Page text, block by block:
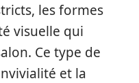
les formes
visuelle qui
Ce type de
et la